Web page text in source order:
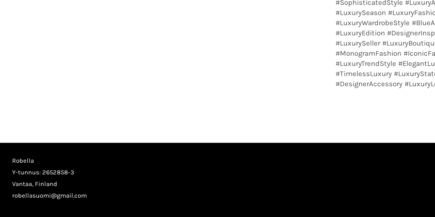
#SophisticatedStyle
#LuxurySeason
#LuxuryWardrobeStyle
#LuxuryEdition
#LuxurySeller
#MonogramFashion
#LuxuryTrendStyle
#TimelessLuxury
#DesignerAccessory
Robella
Y-tunnus: 2652858-3
Vantaa, Finland
robellasuomi@gmail.com